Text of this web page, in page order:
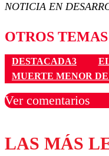
NOTICIA EN
OTROS
DESTACADA3
MUERTE MENOR
Ver comentarios
Los comentarios
LAS MÁS